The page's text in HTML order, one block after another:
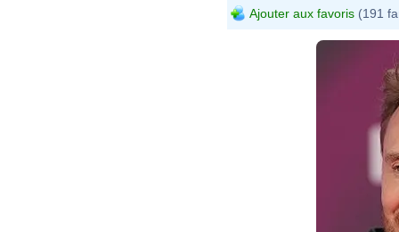
Ajouter aux favoris (191